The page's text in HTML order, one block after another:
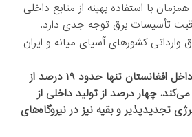
با استفاده بهینه از منابع داخلی
تأسیسات برق توجه جدی دارد.
وارداتی کشورهای آسیای میانه و ایران
میزان برق تولیدشده در داخل افغانستان تنها حدود ۱۹ درصد از
چهار درصد از تولید داخلی از
تجدیدپذیر و بقیه نیز در نیروگاه‌های